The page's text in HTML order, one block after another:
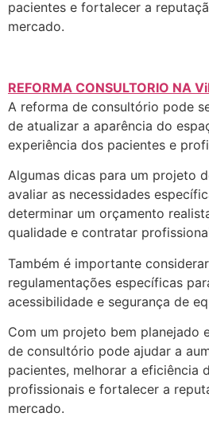
pacientes e fortalecer a
mercado.
REFORMA CONSULTORIO NA
A reforma de consultório pode
de atualizar a aparência do
experiência dos pacientes e
Algumas dicas para um projeto
avaliar as necessidades
determinar um orçamento
qualidade e contratar
Também é importante
regulamentações específicas
acessibilidade e segurança de
Com um projeto bem planejado
de consultório pode ajudar a
pacientes, melhorar a eficiência
profissionais e fortalecer a
mercado.